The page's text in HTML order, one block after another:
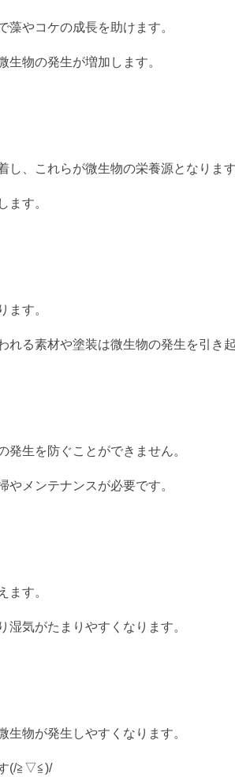
やコケの成長を助けます。
物の発生が増加します。
、これらが微生物の栄養源となります
ます。
ます。
る素材や塗装は微生物の発生を引き
生を防ぐことができません。
メンテナンスが必要です。
ます。
気がたまりやすくなります。
物が発生しやすくなります。
(/≧▽≦)/